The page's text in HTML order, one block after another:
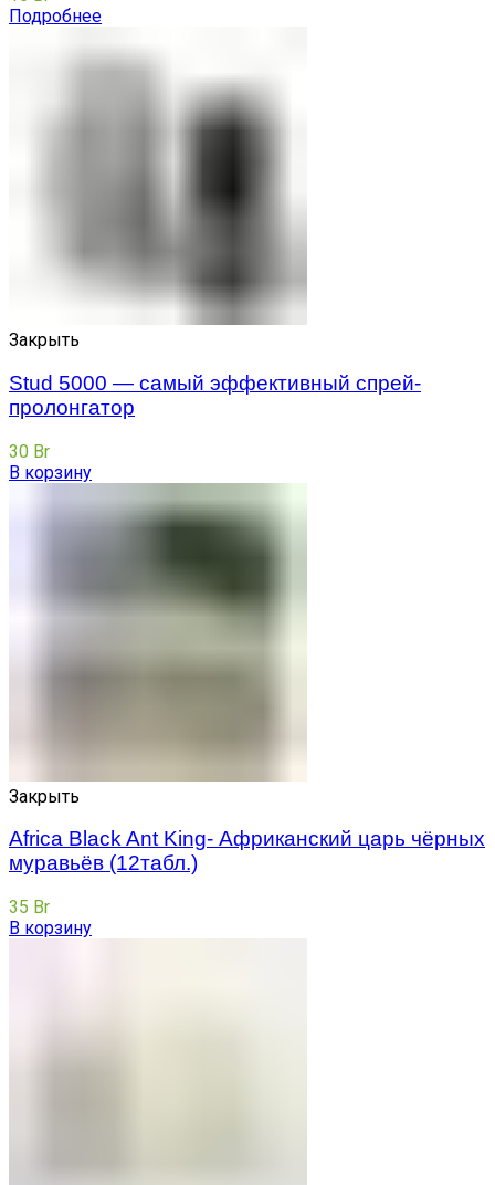
Подробнее
Закрыть
Stud 5000 — самый эффективный спрей-
пролонгатор
30 Br
В корзину
Закрыть
Africa Black Ant King- Африканский царь чёрных
муравьёв (12табл.)
35 Br
В корзину